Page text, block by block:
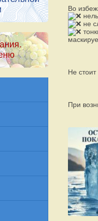
Во
не
Не
При